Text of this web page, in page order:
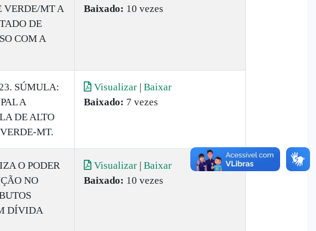
VERDE/MT A
DE
COM A
Baixado: 10 vezes
SÚMULA:
A
DE ALTO
MT.
Visualizar | Baixar
Baixado: 7 vezes
O PODER
NO
DÍVIDA
Visualizar | Baixar
Baixado: 10 vezes